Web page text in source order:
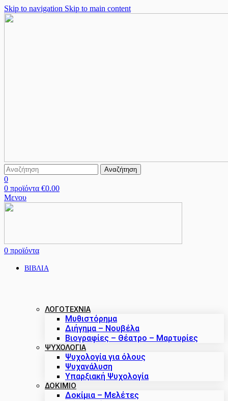
Skip to navigation Skip to main content
Αναζήτηση
0
0 προϊόντα €0.00
Μενου
0 προϊόντα
ΒΙΒΛΙΑ
ΛΟΓΟΤΕΧΝΙΑ
Μυθιστόρημα
Διήγημα – Νουβέλα
Βιογραφίες – Θέατρο – Μαρτυρίες
ΨΥΧΟΛΟΓΙΑ
Ψυχολογία για όλους
Ψυχανάλυση
Υπαρξιακή Ψυχολογία
ΔΟΚΊΜΙΟ
Δοκίμια – Μελέτες